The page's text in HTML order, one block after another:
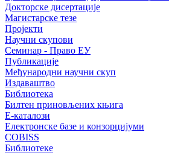
Докторске дисертације
Магистарске тезе
Пројекти
Научни скупови
Семинар - Право ЕУ
Публикације
Међународни научни скуп
Издаваштво
Библиотека
Билтен приновљених књига
Е-каталози
Електронске базе и конзорцијуми
COBISS
Библиотеке